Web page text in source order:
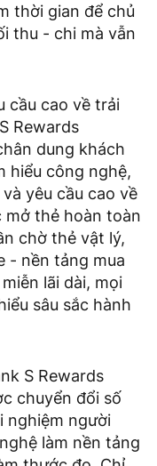
thời gian để chủ
thu - chi mà vẫn
cầu cao về trải
Rewards
dung khách
hiểu công nghệ,
yêu cầu cao về
mở thẻ hoàn toàn
chờ thẻ vật lý,
- nền tảng mua
lãi dài, mọi
sâu sắc hành
S Rewards
chuyển đổi số
nghiệm người
làm nền tảng